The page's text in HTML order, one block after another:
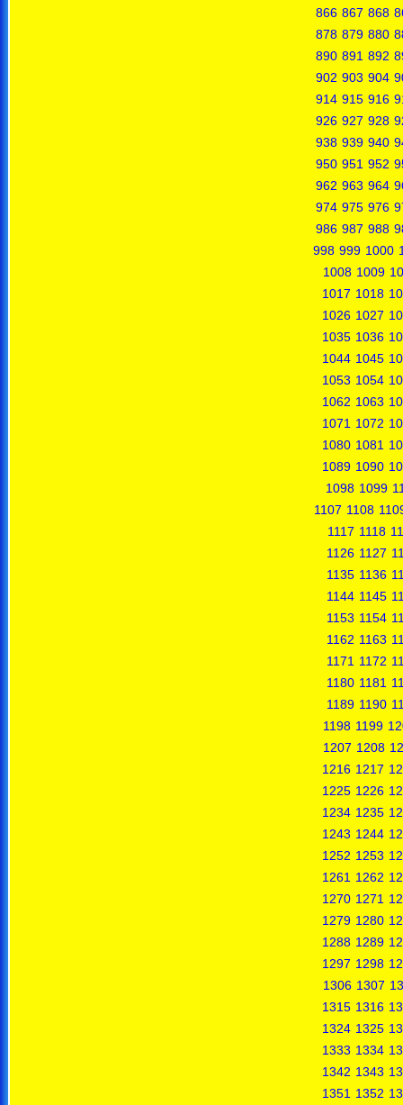
866 867 868
878 879 880
890 891 892
902 903 904
914 915 916
926 927 928
938 939 940
950 951 952
962 963 964
974 975 976
986 987 988
998 999 1000
1008 1009
1017 1018
1026 1027
1035 1036
1044 1045
1053 1054
1062 1063
1071 1072
1080 1081
1089 1090
1098 1099
1107 1108
1117 1118
1126 1127
1135 1136
1144 1145
1153 1154
1162 1163
1171 1172
1180 1181
1189 1190
1198 1199
1207 1208
1216 1217
1225 1226
1234 1235
1243 1244
1252 1253
1261 1262
1270 1271
1279 1280
1288 1289
1297 1298
1306 1307
1315 1316
1324 1325
1333 1334
1342 1343
1351 1352